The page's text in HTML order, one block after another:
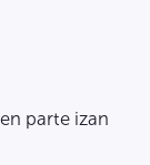
parte izan